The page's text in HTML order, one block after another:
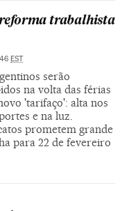
reforma trabalhista
EST
serão
na volta das férias
'tarifaço': alta nos
e na luz.
prometem grande
para 22 de fevereiro